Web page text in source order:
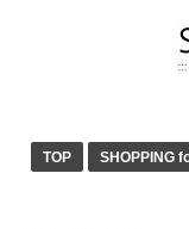
TOP SHOPPING